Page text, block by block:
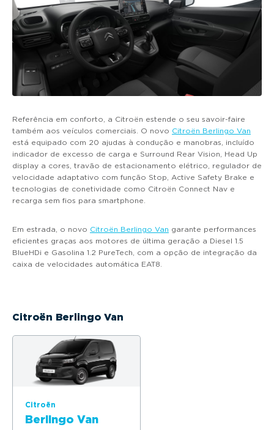
Referência em conforto, a Citroën estende o seu savoir-faire
também aos veículos comerciais. O novo Citroën Berlingo Van
está equipado com 20 ajudas à condução e manobras, incluído
indicador de excesso de carga e Surround Rear Vision, Head Up
display a cores, travão de estacionamento elétrico, regulador de
velocidade adaptativo com função Stop, Active Safety Brake e
tecnologias de conetividade como Citroën Connect Nav e
recarga sem fios para smartphone.
Em estrada, o novo Citroën Berlingo Van garante performances
eficientes graças aos motores de última geração a Diesel 1.5
BlueHDi e Gasolina 1.2 PureTech, com a opção de integração da
caixa de velocidades automática EAT8.
Citroën Berlingo Van
Citroën
Berlingo Van